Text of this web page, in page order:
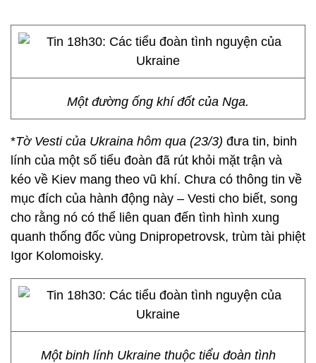
Một đường ống khí đốt của Nga.
*Tờ Vesti của Ukraina hôm qua (23/3) đưa tin, binh
lính của một số tiểu đoàn đã rút khỏi mặt trận và
kéo về Kiev mang theo vũ khí. Chưa có thông tin về
mục đích của hành động này – Vesti cho biết, song
cho rằng nó có thể liên quan đến tình hình xung
quanh thống đốc vùng Dnipropetrovsk, trùm tài phiệt
Igor Kolomoisky.
Một binh lính Ukraine thuộc tiểu đoàn tình